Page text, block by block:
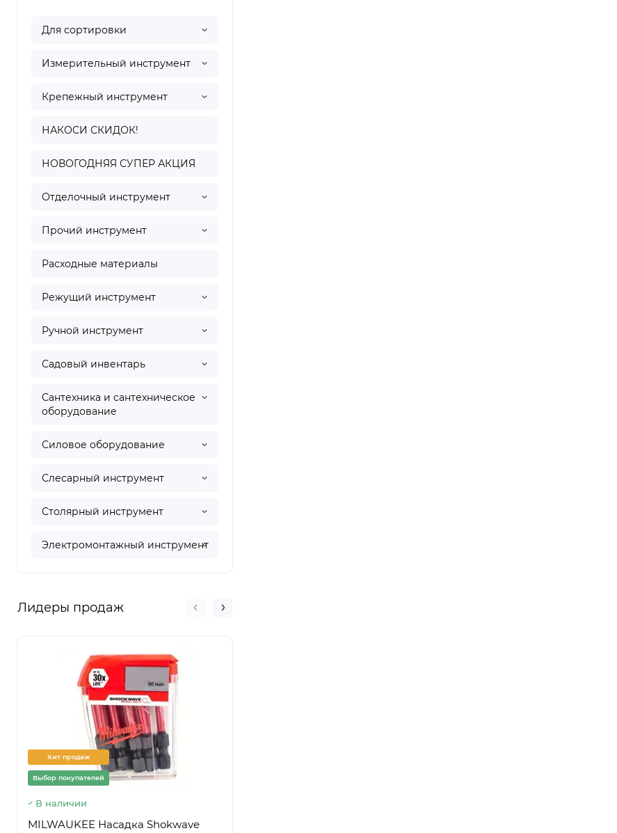
Для сортировки
Измерительный инструмент
Крепежный инструмент
НАКОСИ СКИДОК!
НОВОГОДНЯЯ СУПЕР АКЦИЯ
Отделочный инструмент
Прочий инструмент
Расходные материалы
Режущий инструмент
Ручной инструмент
Садовый инвентарь
Сантехника и сантехническое
оборудование
Силовое оборудование
Слесарный инструмент
Столярный инструмент
Электромонтажный инструмент
Лидеры продаж
Хит продаж
Выбор покупателей
В наличии
MILWAUKEE Насадка Shokwave